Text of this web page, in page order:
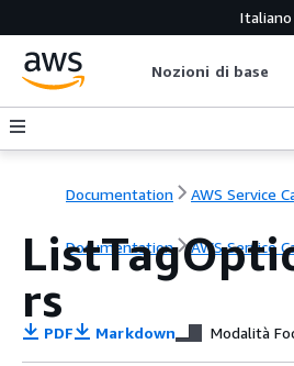
Italiano
Nozioni di base
Documentation AWS Service
Documentation AWS Service
rs
PDF Markdown Modalità